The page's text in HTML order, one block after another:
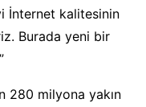
İnternet kalitesinin
Burada yeni bir
280 milyona yakın